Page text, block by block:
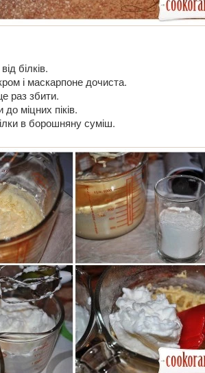
білків.
і маскарпоне дочиста.
раз збити.
міцних піків.
в борошняну суміш.